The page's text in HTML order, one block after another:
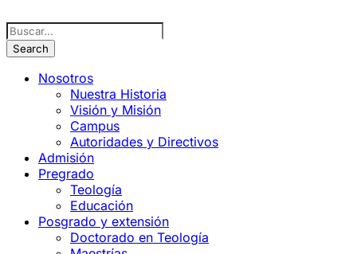
Nosotros
Nuestra Historia
Visión y Misión
Campus
Autoridades y Directivos
Admisión
Pregrado
Teología
Educación
Posgrado y extensión
Doctorado en Teología